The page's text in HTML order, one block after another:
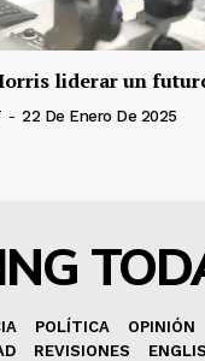
liderar un
- 22 De Enero De 2025
POLÍTICA OPINIÓN
REVISIONES